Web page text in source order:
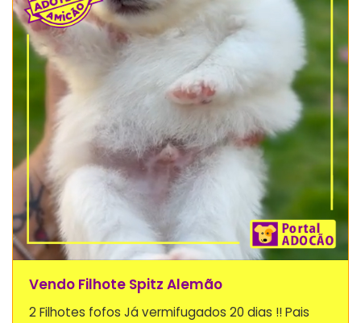
Vendo Filhote Spitz Alemão
2 Filhotes fofos Já vermifugados 20 dias !! Pais